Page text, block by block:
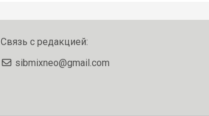
Связь с редакцией:
sibmixneo@gmail.com